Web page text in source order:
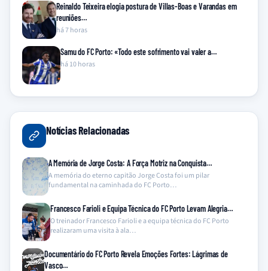
Reinaldo Teixeira elogia postura de Villas-Boas e Varandas em
reuniões…
há 7 horas
Samu do FC Porto: «Todo este sofrimento vai valer a…
há 10 horas
Notícias Relacionadas
A Memória de Jorge Costa: A Força Motriz na Conquista…
A memória do eterno capitão Jorge Costa foi um pilar
fundamental na caminhada do FC Porto…
Francesco Farioli e Equipa Técnica do FC Porto Levam Alegria…
O treinador Francesco Farioli e a equipa técnica do FC Porto
realizaram uma visita à ala…
Documentário do FC Porto Revela Emoções Fortes: Lágrimas de
Vasco…